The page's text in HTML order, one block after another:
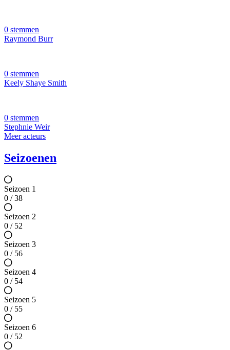
0 stemmen
Raymond Burr
0 stemmen
Keely Shaye Smith
0 stemmen
Stephnie Weir
Meer acteurs
Seizoenen
Seizoen 1
0 / 38
Seizoen 2
0 / 52
Seizoen 3
0 / 56
Seizoen 4
0 / 54
Seizoen 5
0 / 55
Seizoen 6
0 / 52